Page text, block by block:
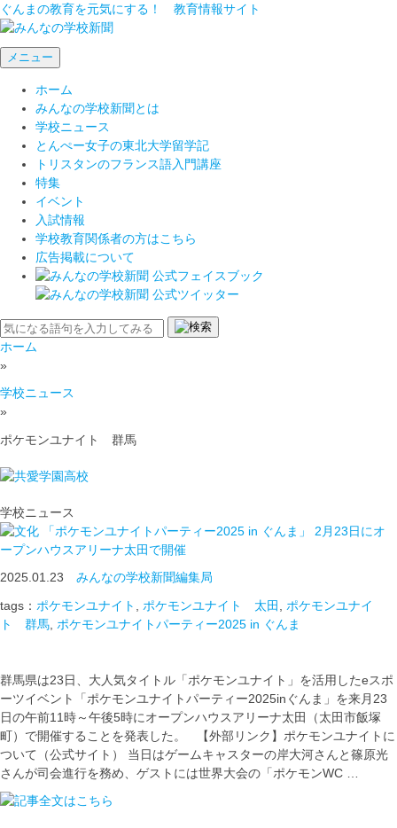
ぐんまの教育を元気にする！ 教育情報サイト
メニュー
ホーム
みんなの学校新聞とは
学校ニュース
とんぺー女子の東北大学留学記
トリスタンのフランス語入門講座
特集
イベント
入試情報
学校教育関係者の方はこちら
広告掲載について
ホーム
»
学校ニュース
»
ポケモンユナイト 群馬
学校ニュース
「ポケモンユナイトパーティー2025 in ぐんま」 2月23日にオ
ープンハウスアリーナ太田で開催
2025.01.23 みんなの学校新聞編集局
tags： ポケモンユナイト ポケモンユナイト 太田
ポケモンユナイ
ト 群馬 ポケモンユナイトパーティー2025 in ぐんま
群馬県は23日、大人気タイトル「ポケモンユナイト」を活用したeスポ
ーツイベント「ポケモンユナイトパーティー2025inぐんま」を来月23
日の午前11時～午後5時にオープンハウスアリーナ太田（太田市飯塚
町）で開催することを発表した。 【外部リンク】ポケモンユナイトに
ついて（公式サイト） 当日はゲームキャスターの岸大河さんと篠原光
さんが司会進行を務め、ゲストには世界大会の「ポケモンWC …